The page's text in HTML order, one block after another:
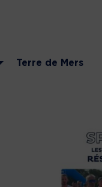
Terre de Mers